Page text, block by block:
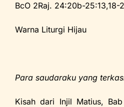
BcO 2Raj. 24:20b-25:13,18-
Warna Liturgi Hijau
Para saudaraku yang
Kisah dari Injil Matius,